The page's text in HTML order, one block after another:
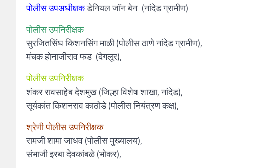
पोलीस उपअधीक्षकडेनियल जॉन बेन (नांदेड ग्रामीण)
पोलीस उपनिरीक्षक
सुरजितसिंघ किशनसिंग माळी (पोलीस ठाणे नांदेड ग्रामीण),
मंचक होनाजीराव फड (देगलूर),
पोलीस उपनिरीक्षक
शंकर रावसाहेब देशमुख (जिल्हा विशेष शाखा, नांदेड),
सूर्यकांत किशनराव काठोडे (पोलीस नियंत्रण कक्ष),
श्रेणी पोलीस उपनिरीक्षक
रामजी शामा जाधव (पोलीस मुख्यालय),
संभाजी इरबा देवकांबळे (भोकर),